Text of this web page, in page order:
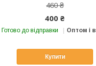
460 ₴
400 ₴
Готово до відправки Оптом і в
Купити